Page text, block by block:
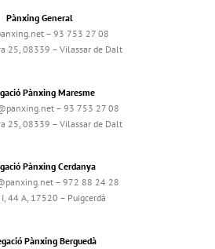
Pànxing General
– 93 753 27 08
25, 08339 – Vilassar de Dalt
Pànxing Maresme
– 93 753 27 08
25, 08339 – Vilassar de Dalt
Pànxing Cerdanya
– 972 88 24 28
44 A, 17520 – Puigcerdà
Pànxing Berguedà